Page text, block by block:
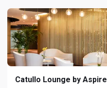
Catullo Lounge by Aspire